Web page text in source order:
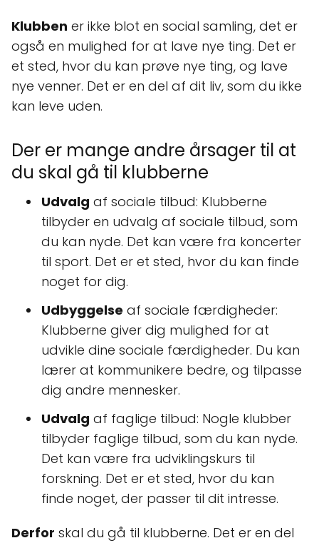
Klubben er ikke blot en social samling, det er
også en mulighed for at lave nye ting. Det er
et sted, hvor du kan prøve nye ting, og lave
nye venner. Det er en del af dit liv, som du ikke
kan leve uden.
Der er mange andre årsager til at
du skal gå til klubberne
Udvalg af sociale tilbud: Klubberne
tilbyder en udvalg af sociale tilbud, som
du kan nyde. Det kan være fra koncerter
til sport. Det er et sted, hvor du kan finde
noget for dig.
Udbyggelse af sociale færdigheder:
Klubberne giver dig mulighed for at
udvikle dine sociale færdigheder. Du kan
lærer at kommunikere bedre, og tilpasse
dig andre mennesker.
Udvalg af faglige tilbud: Nogle klubber
tilbyder faglige tilbud, som du kan nyde.
Det kan være fra udviklingskurs til
forskning. Det er et sted, hvor du kan
finde noget, der passer til dit intresse.
Derfor skal du gå til klubberne. Det er en del